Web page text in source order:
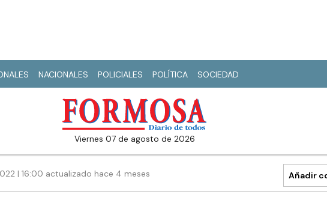
NACIONALES POLICIALES POLÍTICA SOCIEDAD
viernes 07 de agosto de 2026
| 16:00 actualizado hace 4 meses Añadir